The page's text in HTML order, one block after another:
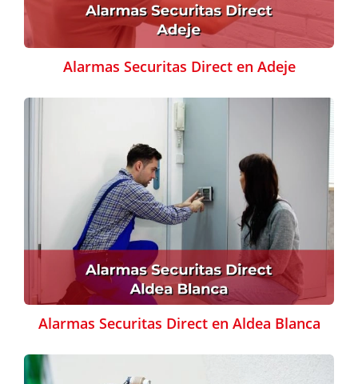
Alarmas Securitas Direct en Adeje
Alarmas Securitas Direct en Aldea Blanca